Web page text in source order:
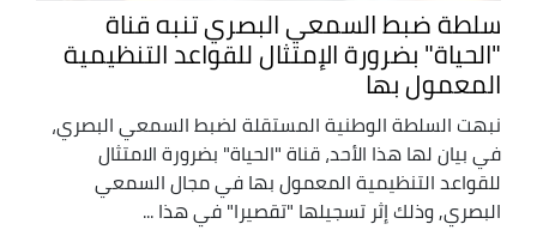
سلطة ضبط السمعي البصري تنبه قناة
"الحياة" بضرورة الإمتثال للقواعد التنظيمية
المعمول بها
نبهت السلطة الوطنية المستقلة لضبط السمعي البصري،
في بيان لها هذا الأحد، قناة "الحياة" بضرورة الامتثال
للقواعد التنظيمية المعمول بها في مجال السمعي
البصري, وذلك إثر تسجيلها "تقصيرا" في هذا ...